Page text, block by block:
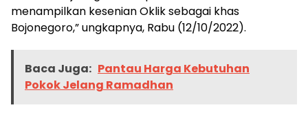
menampilkan kesenian Oklik sebagai khas
Bojonegoro,” ungkapnya, Rabu (12/10/2022).
Baca Juga: Pantau Harga Kebutuhan
Pokok Jelang Ramadhan